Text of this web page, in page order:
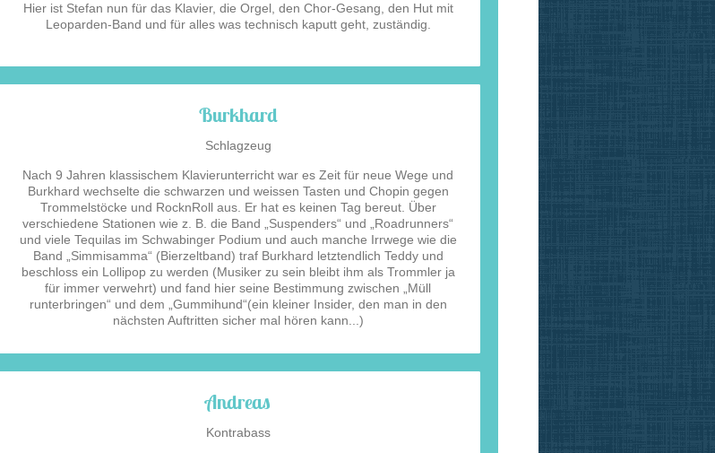
Hier ist Stefan nun für das Klavier, die Orgel, den Chor-Gesang, den Hut mit
Leoparden-Band und für alles was technisch kaputt geht, zuständig.
Burkhard
Schlagzeug
Nach 9 Jahren klassischem Klavierunterricht war es Zeit für neue Wege und
Burkhard wechselte die schwarzen und weissen Tasten und Chopin gegen
Trommelstöcke und RocknRoll aus. Er hat es keinen Tag bereut. Über
verschiedene Stationen wie z. B. die Band „Suspenders“ und „Roadrunners“
und viele Tequilas im Schwabinger Podium und auch manche Irrwege wie die
Band „Simmisamma“ (Bierzeltband) traf Burkhard letztendlich Teddy und
beschloss ein Lollipop zu werden (Musiker zu sein bleibt ihm als Trommler ja
für immer verwehrt) und fand hier seine Bestimmung zwischen „Müll
runterbringen“ und dem „Gummihund“(ein kleiner Insider, den man in den
nächsten Auftritten sicher mal hören kann...)
Andreas
Kontrabass